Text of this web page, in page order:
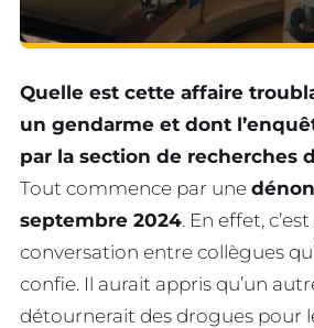
Quelle est cette affaire
un gendarme et dont
par la section de recherches
Tout commence par une
septembre 2024. En effet,
conversation entre collègues
confie. Il aurait appris qu’un
détournerait des drogues pour